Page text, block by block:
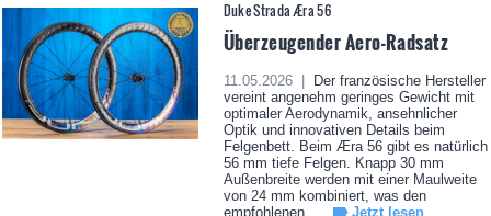
Duke Strada Æra 56
Überzeugender Aero-Radsatz
11.05.2026 |
Der französische Hersteller
vereint angenehm geringes Gewicht mit
optimaler Aerodynamik, ansehnlicher
Optik und innovativen Details beim
Felgenbett. Beim Æra 56 gibt es natürlich
56 mm tiefe Felgen. Knapp 30 mm
Außenbreite werden mit einer Maulweite
von 24 mm kombiniert, was den
empfohlenen...
Jetzt lesen